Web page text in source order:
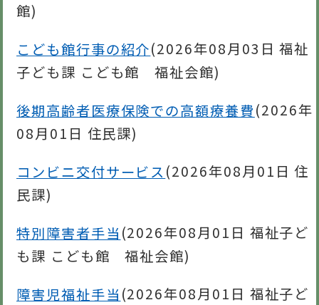
館)
こども館行事の紹介(2026年08月03日 福祉
子ども課 こども館 福祉会館)
後期高齢者医療保険での高額療養費(2026年
08月01日 住民課)
コンビニ交付サービス (2026年08月01日 住
民課)
特別障害者手当 (2026年08月01日 福祉子ど
も課 こども館 福祉会館)
障害児福祉手当 (2026年08月01日 福祉子ど